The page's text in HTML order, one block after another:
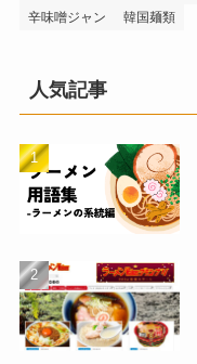
辛味噌ジャン
韓国麺類
人気記事